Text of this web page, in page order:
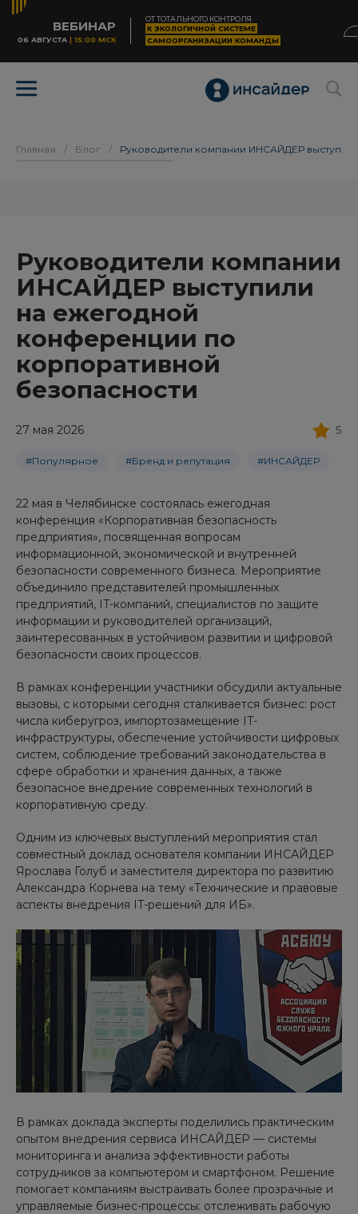
ВЕБИНАР
06 АВГУСТА | 15:00 МСК
ОТ ТОТАЛЬНОГО КОНТРОЛЯ
К ЭКОЛОГИЧНОЙ СИСТЕМЕ
САМООРГАНИЗАЦИИ КОМАНДЫ
Главная / Блог / Руководители компании ИНСАЙДЕР
Руководители компании
ИНСАЙДЕР выступили
на ежегодной
конференции по
корпоративной
безопасности
27 мая 2026 5
#Популярное #Бренд и репутация #ИНСАЙДЕР
22 мая в Челябинске состоялась ежегодная
конференция «Корпоративная безопасность
предприятия», посвященная вопросам
информационной, экономической и внутренней
безопасности современного бизнеса. Мероприятие
объединило представителей промышленных
предприятий, IT-компаний, специалистов по защите
информации и руководителей организаций,
заинтересованных в устойчивом развитии и цифровой
безопасности своих процессов.
В рамках конференции участники обсудили актуальные
вызовы, с которыми сегодня сталкивается бизнес: рост
числа киберугроз, импортозамещение IT-
инфраструктуры, обеспечение устойчивости цифровых
систем, соблюдение требований законодательства в
сфере обработки и хранения данных, а также
безопасное внедрение современных технологий в
корпоративную среду.
Одним из ключевых выступлений мероприятия стал
совместный доклад основателя компании ИНСАЙДЕР
Ярослава Голуб и заместителя директора по развитию
Александра Корнева на тему «Технические и правовые
аспекты внедрения IT-решений для ИБ».
В рамках доклада эксперты поделились практическим
опытом внедрения сервиса ИНСАЙДЕР — системы
мониторинга и анализа эффективности работы
сотрудников за компьютером и смартфоном. Решение
помогает компаниям выстраивать более прозрачные и
управляемые бизнес-процессы: отслеживать рабочую